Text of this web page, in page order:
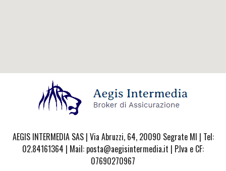
AEGIS INTERMEDIA SAS | Via Abruzzi, 64, 20090 Segrate MI | Tel:
02.84161364 | Mail: posta@aegisintermedia.it | P.Iva e CF:
07690270967